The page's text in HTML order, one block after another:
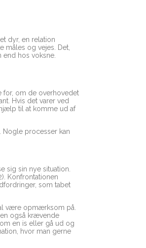
dyr, en relation
måles og vejes. Det,
hos voksne.
for, om de overhovedet
Hvis det varer ved
til at komme ud af
Nogle processer kan
sig sin nye situation.
Konfrontationen
som tabet
være opmærksom på.
også krævende
en is eller gå ud og
hvor man gerne